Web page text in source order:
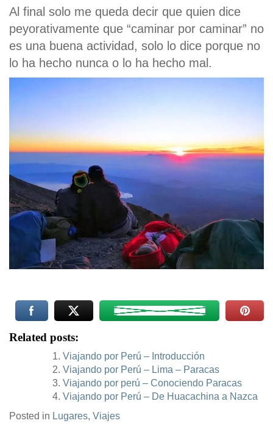
Al final solo me queda decir que quien dice
peyorativamente que “caminar por caminar” no
es una buena actividad, solo lo dice porque no
lo ha hecho nunca o lo ha hecho mal.
Related posts:
Viajando por Perú – Introducción
Viajando por Perú – Lima – Paracas
Viajando por perú – Conociendo Paracas
Viajando por Perú – De Huacachina a Nazca
Posted in Lugares, Viajes